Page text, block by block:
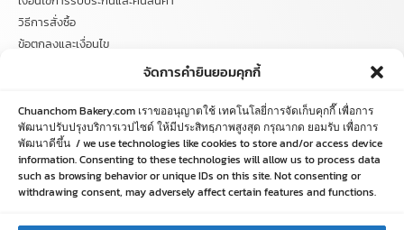
จัดการคำยินยอมคุกกี้
Chuanchom Bakery.com เราขออนุญาตใช้ เทคโนโลยี่การจัดเก็บคุกกี๊ เพื่อการ
พัฒนาปรับปรุงบริการเวปไซด์ ให้มีประสิทธฺภาพสูงสุด กรุณากด ยอมรับ เพื่อการ
พัฒนาดีขึ้น / we use technologies like cookies to store and/or access device
information. Consenting to these technologies will allow us to process data
such as browsing behavior or unique IDs on this site. Not consenting or
withdrawing consent, may adversely affect certain features and functions.
วิธีการสั่งซื้อ
ข้อตกลงและเงื่อนไข
ติดตามข่าวสารได้ที่
chuanchombakery
chuanchombakery
www.chuanchombakery.com